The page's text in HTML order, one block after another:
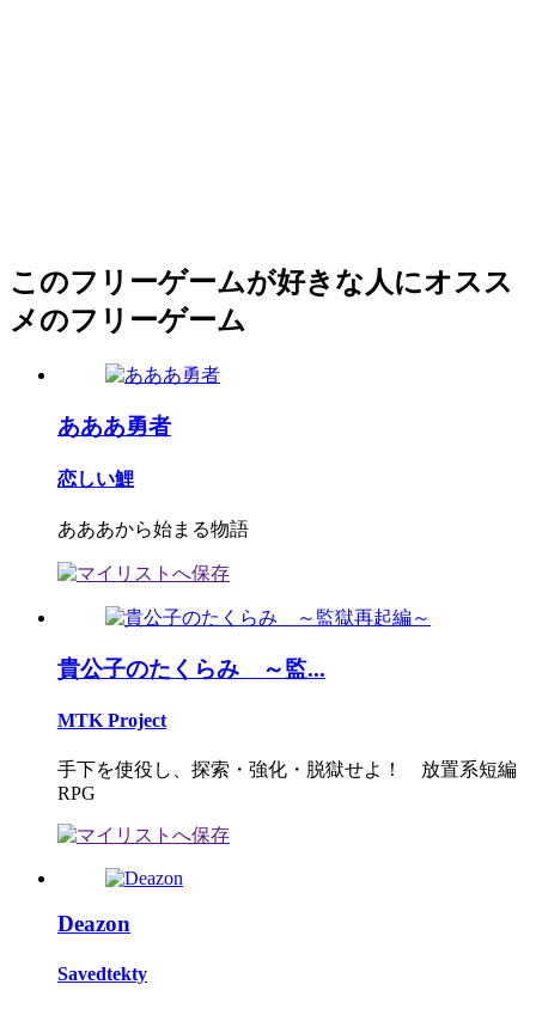
このフリーゲームが好きな人にオスス
メのフリーゲーム
あああ勇者
恋しい鯉
あああから始まる物語
貴公子のたくらみ ～監...
MTK Project
手下を使役し、探索・強化・脱獄せよ！ 放置系短編
RPG
Deazon
Savedtekty